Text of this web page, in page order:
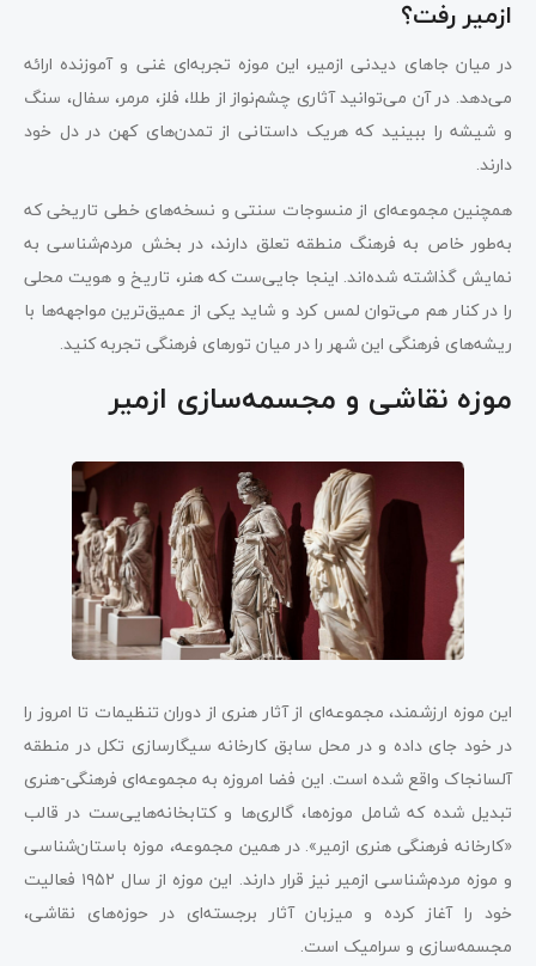
ازمیر رفت؟
در میان جاهای دیدنی ازمیر، این موزه تجربه‌ای غنی و آموزنده ارائه
می‌دهد. در آن می‌توانید آثاری چشم‌نواز از طلا، فلز، مرمر، سفال، سنگ
و شیشه را ببینید که هریک داستانی از تمدن‌های کهن در دل خود
دارند.
همچنین مجموعه‌ای از منسوجات سنتی و نسخه‌های خطی تاریخی که
به‌طور خاص به فرهنگ منطقه تعلق دارند، در بخش مردم‌شناسی به
نمایش گذاشته شده‌اند. اینجا جایی‌ست که هنر، تاریخ و هویت محلی
را در کنار هم می‌توان لمس کرد و شاید یکی از عمیق‌ترین مواجهه‌ها با
ریشه‌های فرهنگی این شهر را در میان تورهای فرهنگی تجربه کنید.
موزه نقاشی و مجسمه‌سازی ازمیر
این موزه ارزشمند، مجموعه‌ای از آثار هنری از دوران تنظیمات تا امروز را
در خود جای داده و در محل سابق کارخانه سیگارسازی تکل در منطقه
آلسانجاک واقع شده است. این فضا امروزه به مجموعه‌ای فرهنگی-هنری
تبدیل شده که شامل موزه‌ها، گالری‌ها و کتابخانه‌هایی‌ست در قالب
«کارخانه فرهنگی هنری ازمیر». در همین مجموعه، موزه باستان‌شناسی
و موزه مردم‌شناسی ازمیر نیز قرار دارند. این موزه از سال ۱۹۵۲ فعالیت
خود را آغاز کرده و میزبان آثار برجسته‌ای در حوزه‌های نقاشی،
مجسمه‌سازی و سرامیک است.